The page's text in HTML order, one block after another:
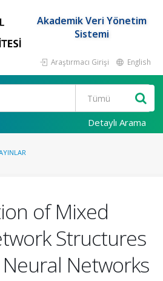
Akademik Veri Yönetim
Sistemi
Araştırmacı Girişi English
Detaylı Arama
of Mixed
Structures
Networks